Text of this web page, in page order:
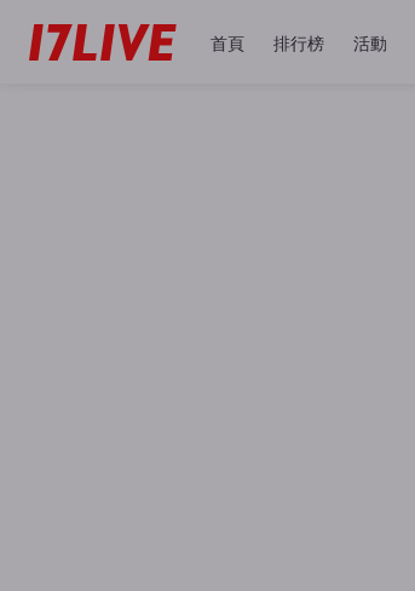
首頁 排行榜 活動